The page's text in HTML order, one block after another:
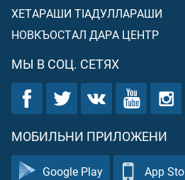
ХЕТАРАШИ ТIАДУЛЛАРАШИ
НОВКЪОСТАЛ ДАРА ЦЕНТР
МЫ В СОЦ. СЕТЯХ
МОБИЛЬНИ ПРИЛОЖЕНИ
Google Play App